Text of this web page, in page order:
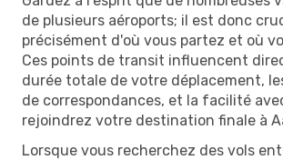
de plusieurs aéroports; il est donc
précisément d'où vous partez et où
Ces points de transit influencent
durée totale de votre déplacement,
de correspondances, et la facilité
rejoindrez votre destination finale à
Lorsque vous recherchez des vols